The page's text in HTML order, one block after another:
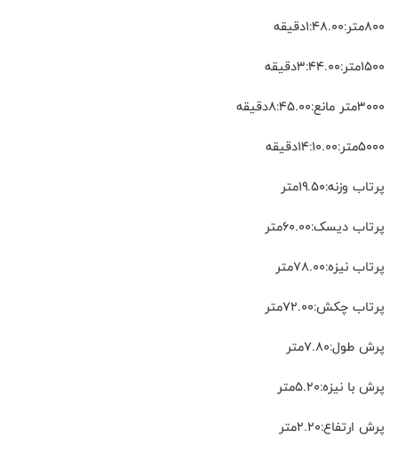
۸۰۰متر:۱:۴۸.۰۰دقیقه
۱۵۰۰متر:۳:۴۴.۰۰دقیقه
۳۰۰۰متر مانع:۸:۴۵.۰۰دقیقه
۵۰۰۰متر:۱۴:۱۰.۰۰دقیقه
پرتاب وزنه:۱۹.۵۰متر
پرتاب دیسک:۶۰.۰۰متر
پرتاب نیزه:۷۸.۰۰متر
پرتاب چکش:۷۲.۰۰متر
پرش طول:۷.۸۰متر
پرش با نیزه:۵.۲۰متر
پرش ارتفاع:۲.۲۰متر